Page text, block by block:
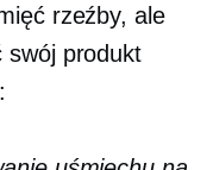
rzeźby, ale
swój produkt